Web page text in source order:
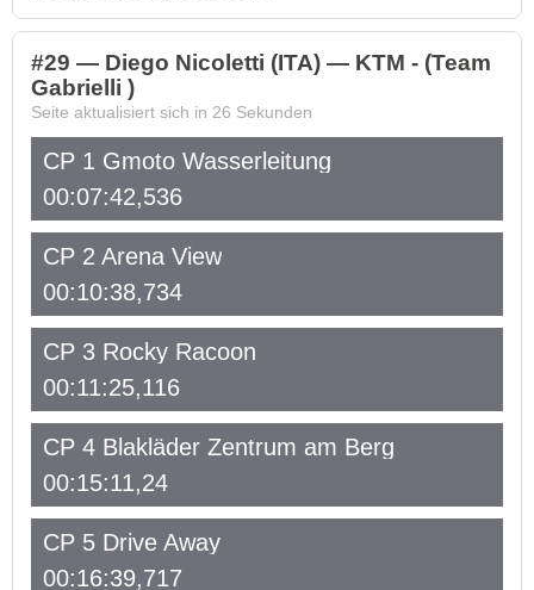
#29 — Diego Nicoletti (ITA) — KTM - (Team
Gabrielli )
Seite aktualisiert sich in 26 Sekunden
CP 1 Gmoto Wasserleitung
00:07:42,536
CP 2 Arena View
00:10:38,734
CP 3 Rocky Racoon
00:11:25,116
CP 4 Blakläder Zentrum am Berg
00:15:11,24
CP 5 Drive Away
00:16:39,717